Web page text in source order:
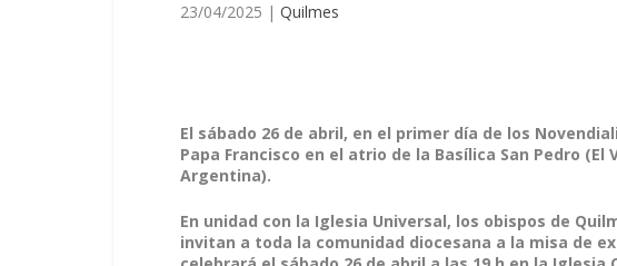
23/04/2025 | Quilmes
El sábado 26 de abril, en el primer día de los
Papa Francisco en el atrio de la Basílica San Pedro
Argentina).
En unidad con la Iglesia Universal, los obispos de
invitan a toda la comunidad diocesana a la misa de